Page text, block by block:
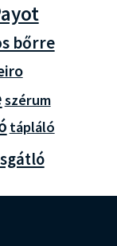
bőrre
szérum
tápláló